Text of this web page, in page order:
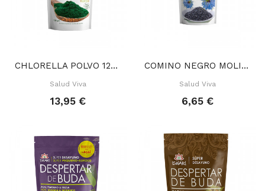
CHLORELLA POLVO 125 GR
Salud Viva
13,95 €
COMINO NEGRO MOLIDO 100 GR
Salud Viva
6,65 €